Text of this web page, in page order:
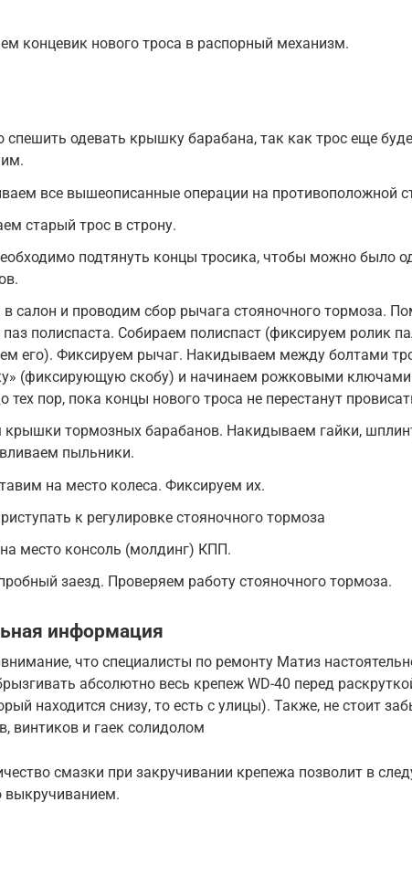
концевик нового троса в распорный механизм.
спешить одевать крышку барабана, так как трос еще
все вышеописанные операции на противоположной
старый трос в строну.
подтянуть концы тросика, чтобы можно было
салон и проводим сбор рычага стояночного тормоза.
паз полиспаста. Собираем полиспаст (фиксируем ролик
его). Фиксируем рычаг. Накидываем между болтами
(фиксирующую скобу) и начинаем рожковыми ключами
тех пор, пока концы нового троса не перестанут
крышки тормозных барабанов. Накидываем гайки,
пыльники.
на место колеса. Фиксируем их.
к регулировке стояночного тормоза
место консоль (молдинг) КПП.
заезд. Проверяем работу стояночного тормоза.
информация
что специалисты по ремонту Матиз
абсолютно весь крепеж WD-40 перед
находится снизу, то есть с улицы). Также, не стоит
винтиков и гаек солидолом
смазки при закручивании крепежа позволит в
выкручиванием.